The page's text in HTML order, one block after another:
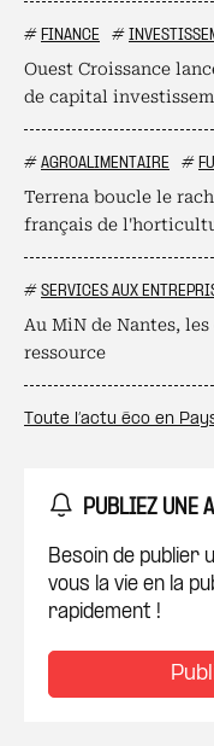
# FINANCE #
Ouest Croissance
de capital
# AGROALIMENTAIRE #
Terrena boucle le
français de
# SERVICES AUX
Au MiN de Nantes,
ressource
Toute l’actu éco en
PUBLIEZ UNE
Besoin de publier
vous la vie en la
rapidement !